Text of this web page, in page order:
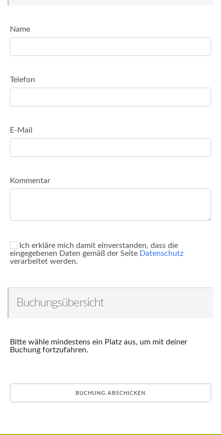
Name
Telefon
E-Mail
Kommentar
Ich erkläre mich damit einverstanden, dass die
eingegebenen Daten gemäß der Seite Datenschutz
verarbeitet werden.
Buchungsübersicht
Bitte wähle mindestens ein Platz aus, um mit deiner
Buchung fortzufahren.